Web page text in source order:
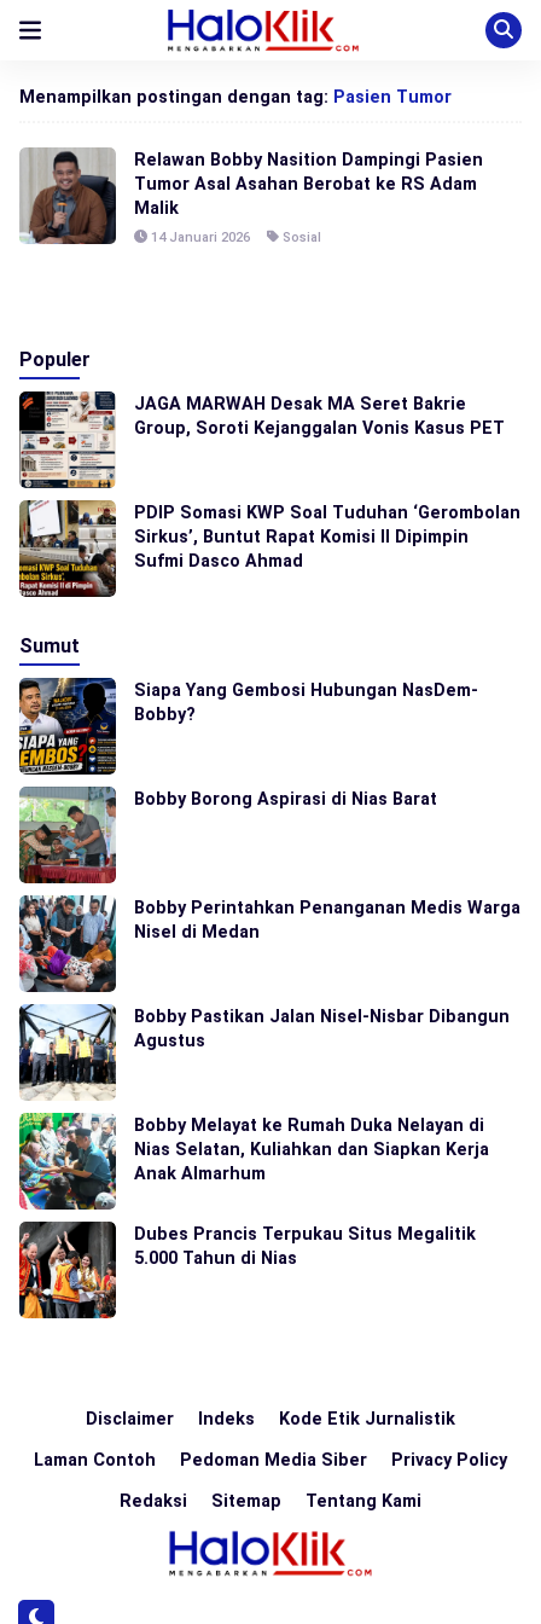
Menampilkan postingan dengan tag: Pasien Tumor
Relawan Bobby Nasition Dampingi Pasien
Tumor Asal Asahan Berobat ke RS Adam
Malik
14 Januari 2026 Sosial
Populer
JAGA MARWAH Desak MA Seret Bakrie
Group, Soroti Kejanggalan Vonis Kasus PET
PDIP Somasi KWP Soal Tuduhan ‘Gerombolan
Sirkus’, Buntut Rapat Komisi II Dipimpin
Sufmi Dasco Ahmad
Sumut
Siapa Yang Gembosi Hubungan NasDem-
Bobby?
Bobby Borong Aspirasi di Nias Barat
Bobby Perintahkan Penanganan Medis Warga
Nisel di Medan
Bobby Pastikan Jalan Nisel-Nisbar Dibangun
Agustus
Bobby Melayat ke Rumah Duka Nelayan di
Nias Selatan, Kuliahkan dan Siapkan Kerja
Anak Almarhum
Dubes Prancis Terpukau Situs Megalitik
5.000 Tahun di Nias
Disclaimer Indeks Kode Etik Jurnalistik
Laman Contoh Pedoman Media Siber Privacy Policy
Redaksi Sitemap Tentang Kami